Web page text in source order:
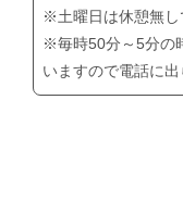
※土曜日は休憩無し
※毎時50分～5分の
いますので電話に出